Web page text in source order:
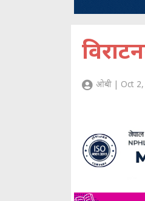
ओबी | Oct 2,